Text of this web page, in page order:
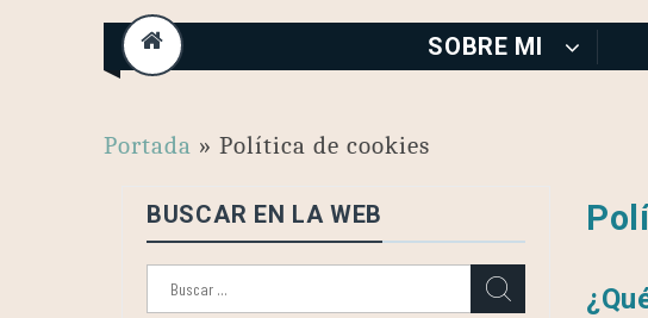
SOBRE MI
Portada » Política de cookies
BUSCAR EN LA WEB